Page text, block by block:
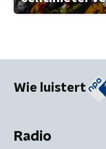
Wie luistert
Radio